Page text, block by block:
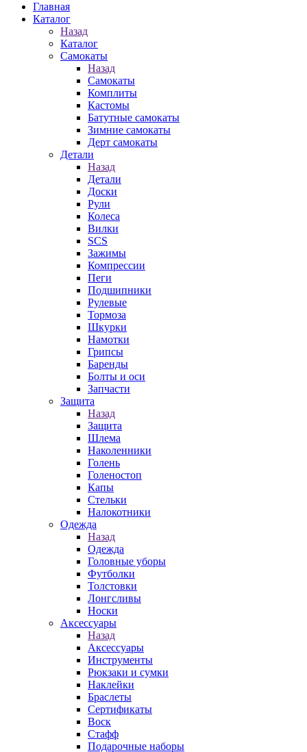
Главная
Каталог
Назад
Каталог
Самокаты
Назад
Самокаты
Комплиты
Кастомы
Батутные самокаты
Зимние самокаты
Дерт самокаты
Детали
Назад
Детали
Доски
Рули
Колеса
Вилки
SCS
Зажимы
Компрессии
Пеги
Подшипники
Рулевые
Тормоза
Шкурки
Намотки
Грипсы
Баренды
Болты и оси
Запчасти
Защита
Назад
Защита
Шлема
Наколенники
Голень
Голеностоп
Капы
Стельки
Налокотники
Одежда
Назад
Одежда
Головные уборы
Футболки
Толстовки
Лонгсливы
Носки
Аксессуары
Назад
Аксессуары
Инструменты
Рюкзаки и сумки
Наклейки
Браслеты
Сертификаты
Воск
Стафф
Подарочные наборы